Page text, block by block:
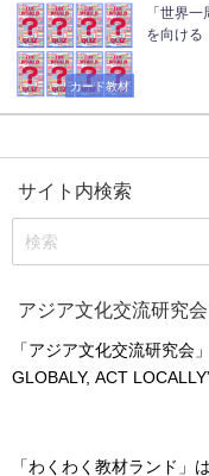
カード教材
「世界
を向ける
サイト内検索
アジア文化交流研究会
「アジア文化交流研究会
GLOBALY, ACT
「わくわく教材ランド」